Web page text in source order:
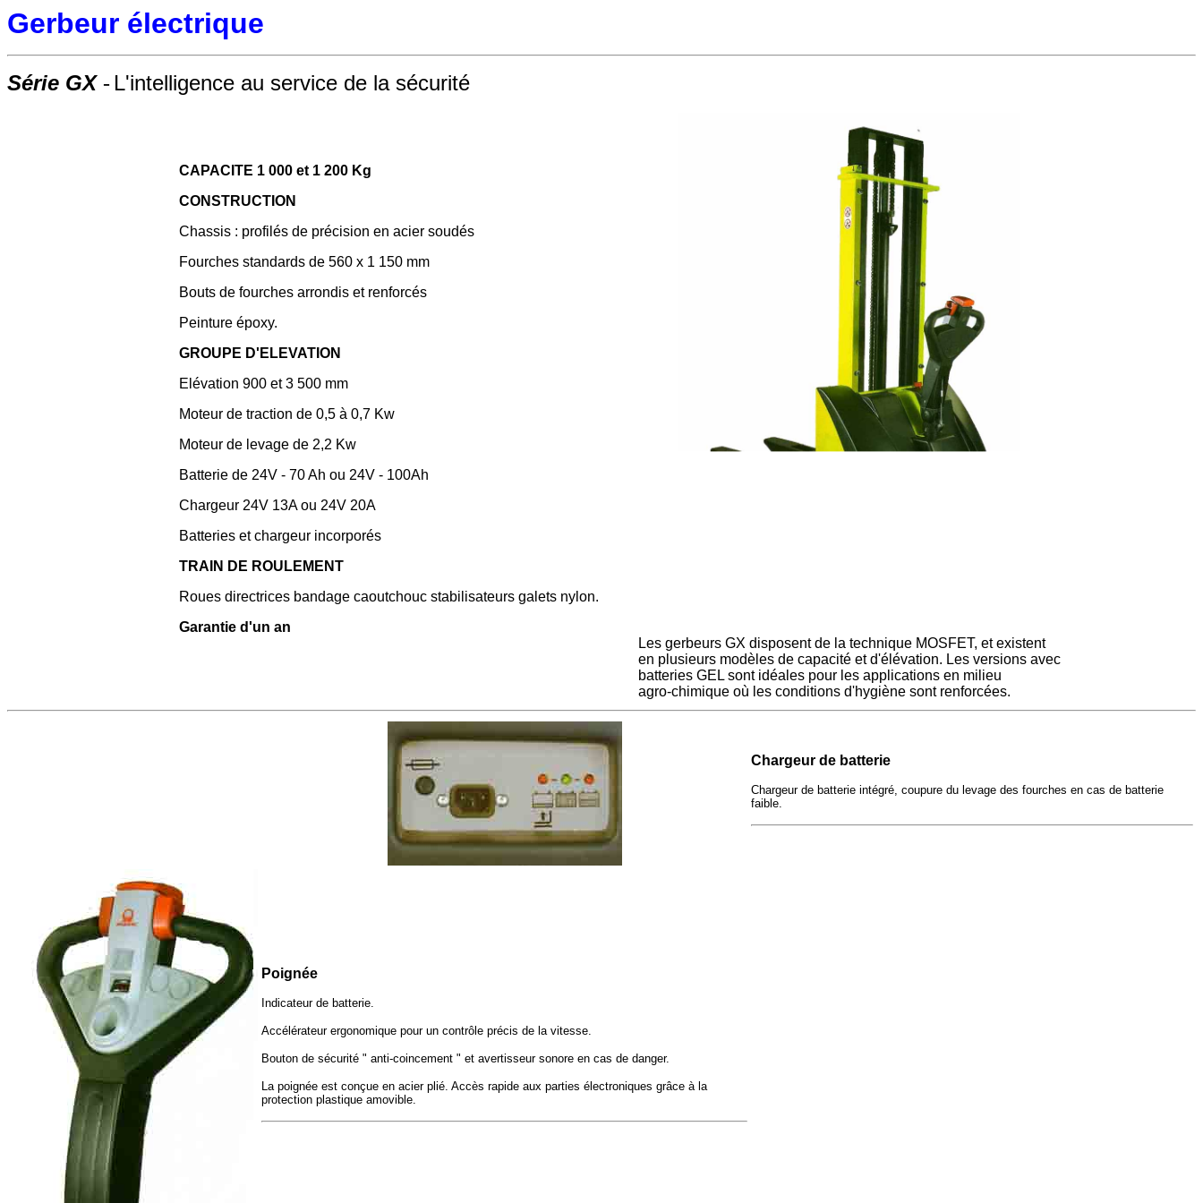
Gerbeur électrique
Série GX - L'intelligence au service de la sécurité
CAPACITE 1 000 et 1 200 Kg
CONSTRUCTION
Chassis : profilés de précision en acier soudés
Fourches standards de 560 x 1 150 mm
Bouts de fourches arrondis et renforcés
Peinture époxy.
GROUPE D'ELEVATION
Elévation 900 et 3 500 mm
Moteur de traction de 0,5 à 0,7 Kw
Moteur de levage de 2,2 Kw
Batterie de 24V - 70 Ah ou 24V - 100Ah
Chargeur 24V 13A ou 24V 20A
Batteries et chargeur incorporés
TRAIN DE ROULEMENT
Roues directrices bandage caoutchouc stabilisateurs galets nylon.
Garantie d'un an
Les gerbeurs GX disposent de la technique MOSFET, et existent
en plusieurs modèles de capacité et d'élévation. Les versions avec
batteries GEL sont idéales pour les applications en milieu
agro-chimique où les conditions d'hygiène sont renforcées.
Chargeur de batterie
Chargeur de batterie intégré, coupure du levage des fourches en cas de batterie
faible.
Poignée
Indicateur de batterie.
Accélérateur ergonomique pour un contrôle précis de la vitesse.
Bouton de sécurité " anti-coincement " et avertisseur sonore en cas de danger.
La poignée est conçue en acier plié. Accès rapide aux parties électroniques grâce à la
protection plastique amovible.